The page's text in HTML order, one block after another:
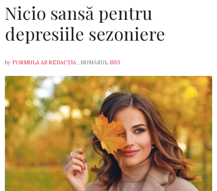
Nicio sansă pentru
depresiile sezoniere
by FORMULA AS REDACȚIA , NUMĂRUL 1593